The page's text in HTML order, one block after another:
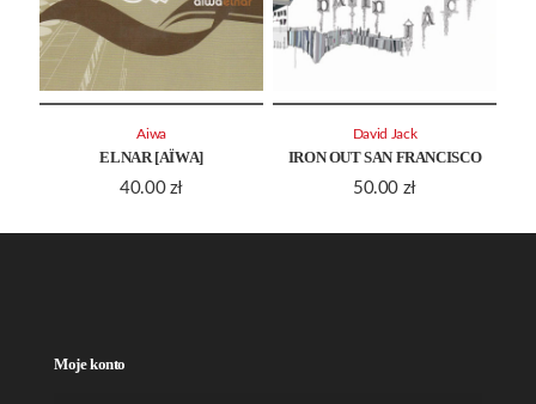
ELNAR [AÏWA]
40.00 zł
Aiwa
IRON OUT SAN FRANCISCO
50.00 zł
David Jack
Moje konto